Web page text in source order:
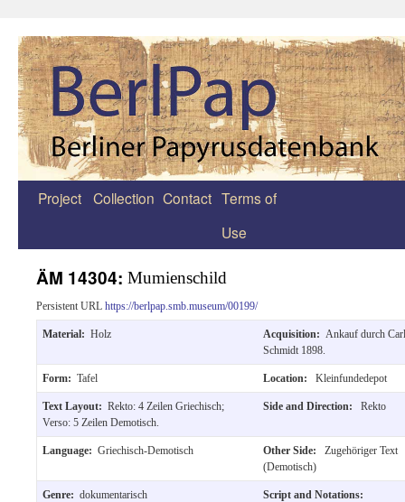
Zum
springen
Project Collection Contact Terms of
Use
ÄM 14304: Mumienschild
Persistent URL https://berlpap.smb.museum/00199/
Material: Holz Acquisition: Ankauf durch Carl
Schmidt 1898.
Form: Tafel Location: Kleinfundedepot
Text Layout: Rekto: 4 Zeilen Griechisch;
Verso: 5 Zeilen Demotisch.
Side and Direction: Rekto
Language: Griechisch-Demotisch Other Side:
Zugehöriger Text
(Demotisch)
Genre: dokumentarisch Script and Notations: